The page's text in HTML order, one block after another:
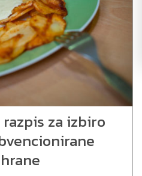
za izbiro